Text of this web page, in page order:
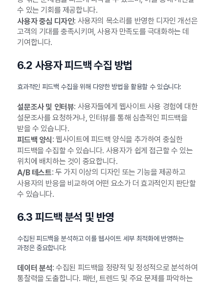
수 있는 기회를 제공합니다.
사용자 중심 디자인: 사용자의 목소리를 반영한 디자인 개선은
고객의 기대를 충족시키며, 사용자 만족도를 극대화하는 데
기여합니다.
6.2 사용자 피드백 수집 방법
효과적인 피드백 수집을 위해 다양한 방법을 활용할 수 있습니다:
설문조사 및 인터뷰: 사용자들에게 웹사이트 사용 경험에 대한
설문조사를 요청하거나, 인터뷰를 통해 심층적인 피드백을
받을 수 있습니다.
피드백 양식: 웹사이트에 피드백 양식을 추가하여 충실한
피드백을 수집할 수 있습니다. 사용자가 쉽게 접근할 수 있는
위치에 배치하는 것이 중요합니다.
A/B 테스트: 두 가지 이상의 디자인 또는 기능을 제공하고
사용자의 반응을 비교하여 어떤 요소가 더 효과적인지 판단할
수 있습니다.
6.3 피드백 분석 및 반영
수집된 피드백을 분석하고 이를 웹사이트 세부 최적화에 반영하는
과정은 중요합니다:
데이터 분석: 수집된 피드백을 정량적 및 정성적으로 분석하여
통찰력을 도출합니다. 패턴, 트렌드 및 주요 문제를 파악하는